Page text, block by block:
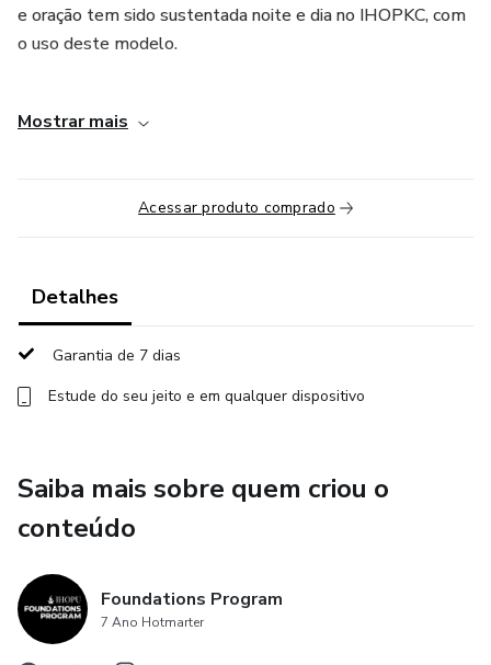
e oração tem sido sustentada noite e dia no IHOPKC, com
o uso deste modelo.
Taça de duas formas:
1. Os princípios bíblicos (teológicos) do modelo Harpa e
equipe do IHOPKC.
Nosso alvo é para que você seja habalizado tanto para
seu contexto.
Mostrar mais
Acessar produto comprado
Detalhes
Garantia de 7 dias
Estude do seu jeito e em qualquer dispositivo
Saiba mais sobre quem criou o
conteúdo
Foundations Program
7 Ano Hotmarter